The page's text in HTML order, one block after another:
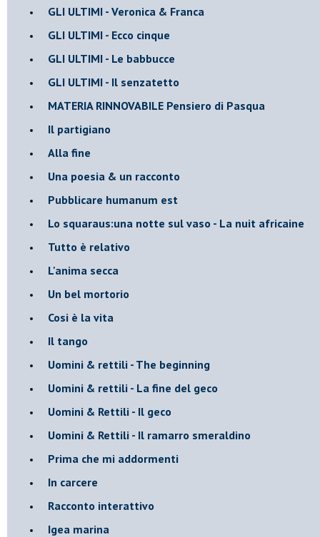
GLI ULTIMI - Veronica & Franca
GLI ULTIMI - Ecco cinque
GLI ULTIMI - Le babbucce
GLI ULTIMI - Il senzatetto
MATERIA RINNOVABILE Pensiero di Pasqua
Il partigiano
Alla fine
Una poesia & un racconto
Pubblicare humanum est
Lo squaraus:una notte sul vaso - La nuit africaine
Tutto è relativo
L'anima secca
Un bel mortorio
Cosi è la vita
Il tango
​Uomini & rettili - The beginning
​Uomini & rettili - La fine del geco
Uomini & Rettili - Il geco
Uomini & Rettili - Il ramarro smeraldino
Prima che mi addormenti
In carcere
Racconto interattivo
Igea marina